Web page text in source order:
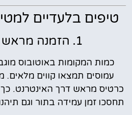
טיפים בלעדיים
1. הזמנה מראש – חובה
כמות המקומות באוטובוס
עמוסים תמצאו קווים מלאים.
כרטיס מראש דרך האינטרנט.
תחסכו זמן עמידה בתור וגם